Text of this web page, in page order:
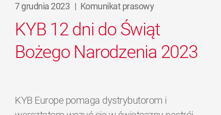
7 grudnia 2023 | Komunikat prasowy
KYB 12 dni do Świąt
Bożego Narodzenia 2023
KYB Europe pomaga dystrybutorom i